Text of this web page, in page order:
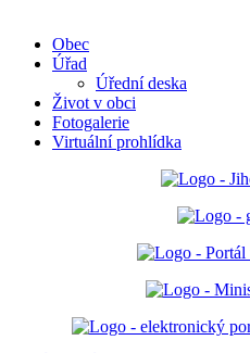
Obec
Úřad
Úřední deska
Život v obci
Fotogalerie
Virtuální prohlídka